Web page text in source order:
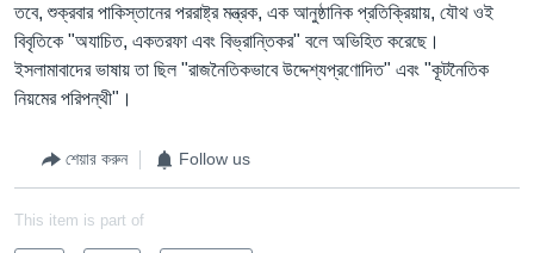
তবে, শুক্রবার পাকিস্তানের পররাষ্ট্র মন্ত্রক, এক আনুষ্ঠানিক প্রতিক্রিয়ায়, যৌথ ওই
বিবৃতিকে "অযাচিত, একতরফা এবং বিভ্রান্তিকর" বলে অভিহিত করেছে।
ইসলামাবাদের ভাষায় তা ছিল "রাজনৈতিকভাবে উদ্দেশ্যপ্রণোদিত" এবং "কূটনৈতিক
নিয়মের পরিপন্থী"।
শেয়ার করুন Follow us
This item is part of